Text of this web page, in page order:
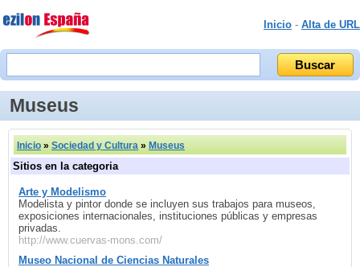
Inicio - Alta de URL
Museus
Inicio » Sociedad y Cultura » Museus
Sitios en la categoria
Arte y Modelismo
Modelista y pintor donde se incluyen sus trabajos para museos,
exposiciones internacionales, instituciones públicas y empresas
privadas.
http://www.cuervas-mons.com/
Museo Nacional de Ciencias Naturales